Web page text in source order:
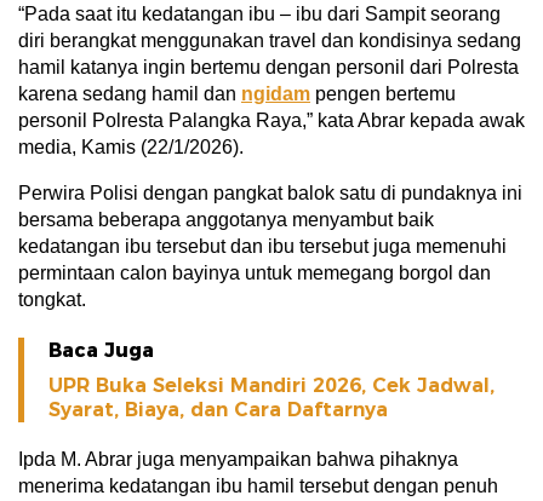
“Pada saat itu kedatangan ibu – ibu dari Sampit seorang
diri berangkat menggunakan travel dan kondisinya sedang
hamil katanya ingin bertemu dengan personil dari Polresta
karena sedang hamil dan ngidam pengen bertemu
personil Polresta Palangka Raya,” kata Abrar kepada awak
media, Kamis (22/1/2026).
Perwira Polisi dengan pangkat balok satu di pundaknya ini
bersama beberapa anggotanya menyambut baik
kedatangan ibu tersebut dan ibu tersebut juga memenuhi
permintaan calon bayinya untuk memegang borgol dan
tongkat.
Baca Juga
UPR Buka Seleksi Mandiri 2026, Cek Jadwal,
Syarat, Biaya, dan Cara Daftarnya
Ipda M. Abrar juga menyampaikan bahwa pihaknya
menerima kedatangan ibu hamil tersebut dengan penuh